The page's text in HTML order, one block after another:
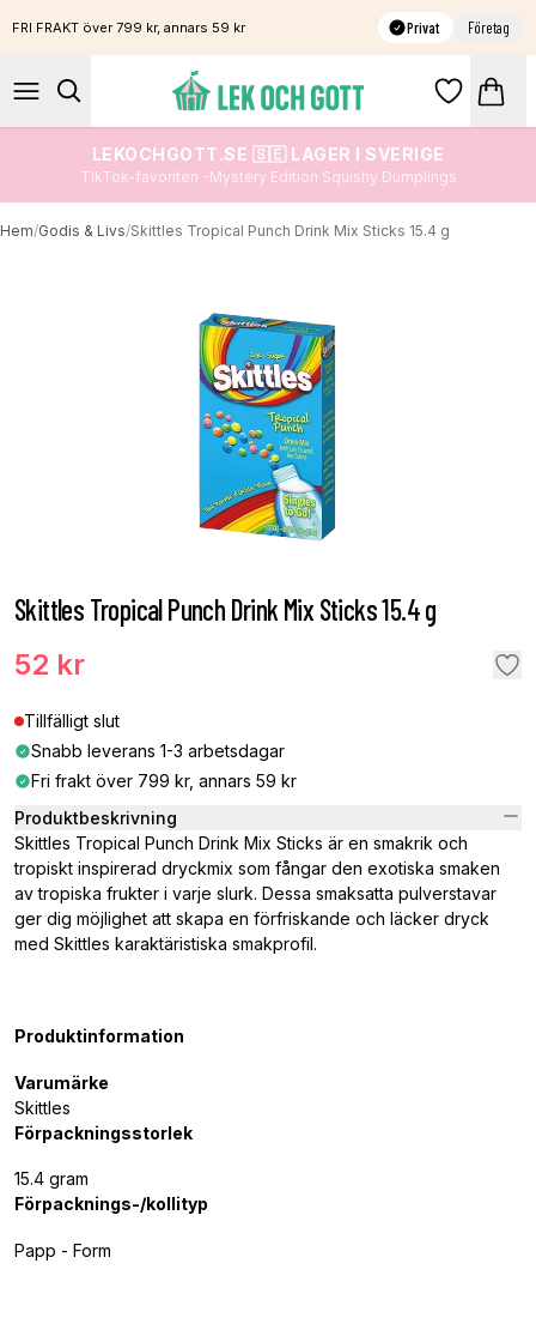
FRI FRAKT över 799 kr, annars 59 kr Privat Företag
LEKOCHGOTT.SE 🇸🇪 LAGER I SVERIGE
TikTok-favoriten -Mystery Edition Squishy Dumplings
Hem/Godis & Livs/Skittles Tropical Punch Drink Mix Sticks 15.4 g
Skittles Tropical Punch Drink Mix Sticks 15.4 g
52 kr
Tillfälligt slut
Snabb leverans 1-3 arbetsdagar
Fri frakt över 799 kr, annars 59 kr
Produktbeskrivning
Skittles Tropical Punch Drink Mix Sticks är en smakrik och
tropiskt inspirerad dryckmix som fångar den exotiska smaken
av tropiska frukter i varje slurk. Dessa smaksatta pulverstavar
ger dig möjlighet att skapa en förfriskande och läcker dryck
med Skittles karaktäristiska smakprofil.
Produktinformation
Varumärke
Skittles
Förpackningsstorlek
15.4 gram
Förpacknings-/kollityp
Papp - Form